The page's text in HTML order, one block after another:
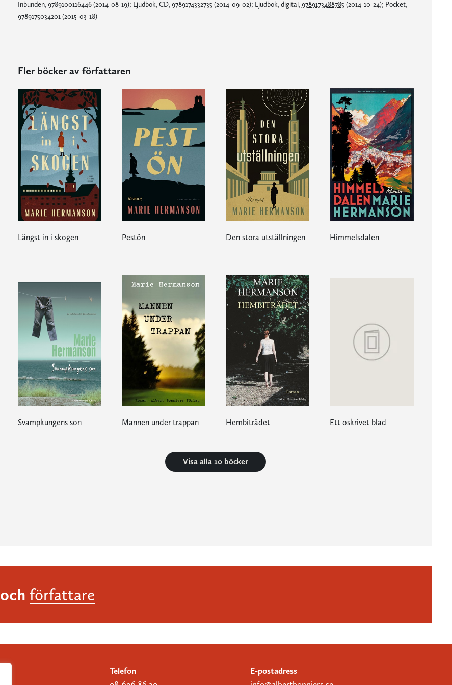
Inbunden, 9789100116446 (2014-08-19); Ljudbok, CD, 9789174332735 (2014-09-02); Ljudbok, digital,9789173488785 (2014-10-24); Pocket,
9789175034201 (2015-03-18)
Fler böcker av författaren
Längst in i skogen Pestön Den stora utställningen Himmelsdalen
Svampkungens son Mannen under trappan Hembiträdet Ett oskrivet blad
Visa alla 10 böcker
och författare
Telefon
E-postadress